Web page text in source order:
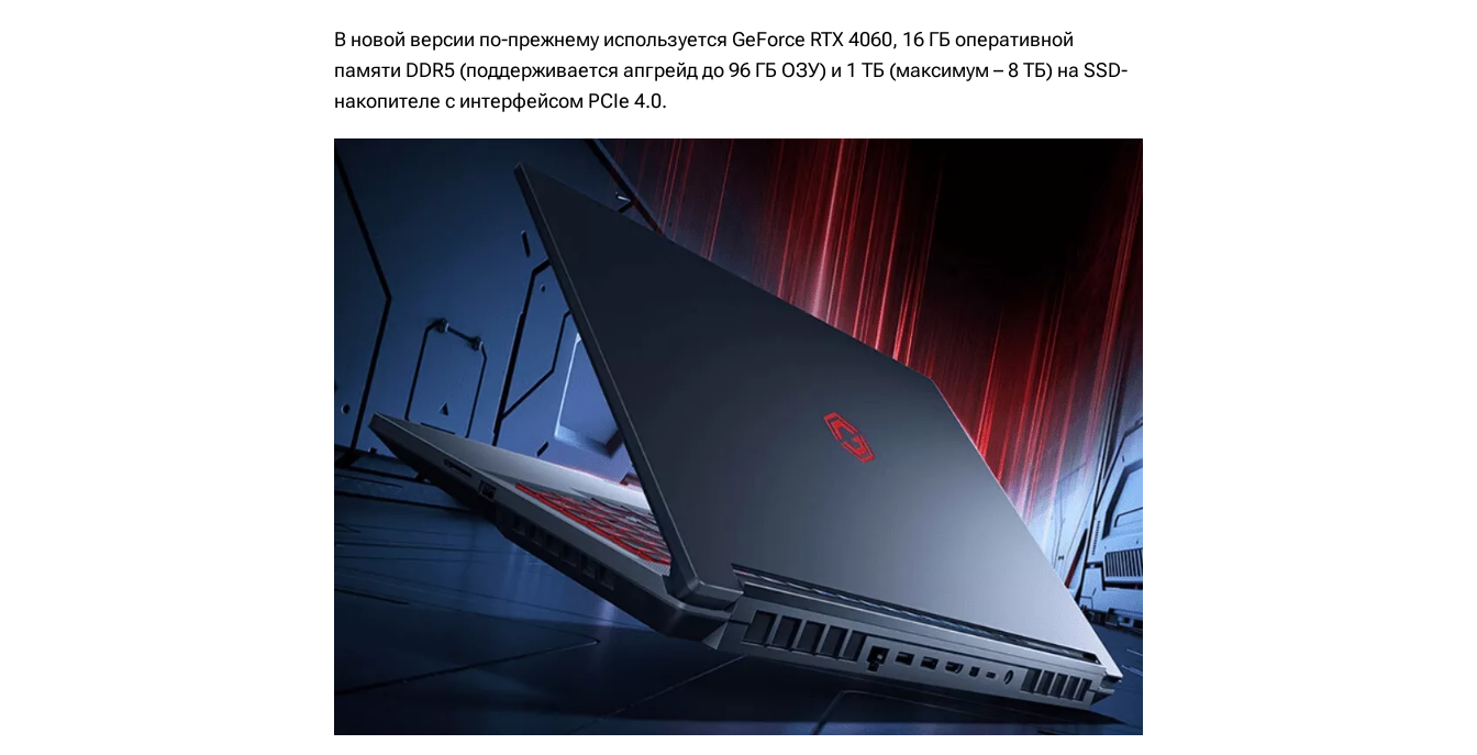
В новой версии по-прежнему используется GeForce RTX 4060, 16 ГБ оперативной
памяти DDR5 (поддерживается апгрейд до 96 ГБ ОЗУ) и 1 ТБ (максимум – 8 ТБ) на SSD-
накопителе с интерфейсом PCIe 4.0.